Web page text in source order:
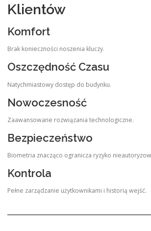
Klientów
Komfort
Brak konieczności noszenia kluczy.
Oszczędność Czasu
Natychmiastowy dostęp do budynku.
Nowoczesność
Zaawansowane rozwiązania technologiczne.
Bezpieczeństwo
Biometria znacząco ogranicza ryzyko
Kontrola
Pełne zarządzanie użytkownikami i historią wejść.